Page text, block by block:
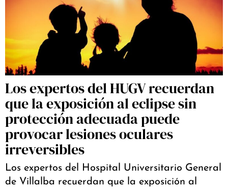
Los expertos del HUGV recuerdan
que la exposición al eclipse sin
protección adecuada puede
provocar lesiones oculares
irreversibles
Los expertos del Hospital Universitario General
de Villalba recuerdan que la exposición al